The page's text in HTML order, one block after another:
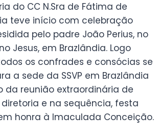
do CC N.Sra de Fátima de
teve início com celebração
pelo padre João Perius, no
Jesus, em Brazlândia. Logo
os confrades e consócias se
a sede da SSVP em Brazlândia
da reunião extraordinária de
e na sequência, festa
honra à Imaculada Conceição.